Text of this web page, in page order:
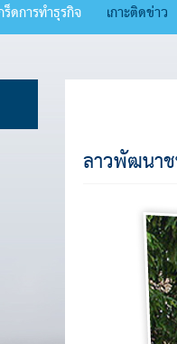
ร็ดการทำธุรกิจ เกาะติดข่าว
ลาวพัฒนาช